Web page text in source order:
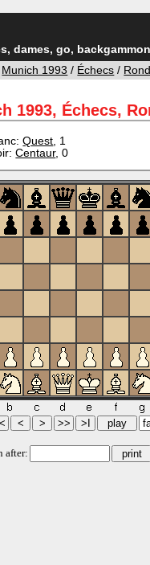
dames, go,
Munich 1993 / Échecs /
1993, Échecs,
Quest , 1
Centaur, 0